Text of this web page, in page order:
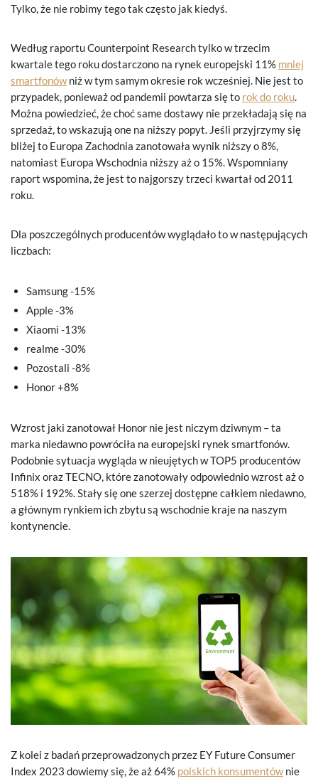
Tylko, że nie robimy tego tak często jak kiedyś.
Według raportu Counterpoint Research tylko w trzecim
kwartale tego roku dostarczono na rynek europejski 11% mniej
smartfonówniż w tym samym okresie rok wcześniej. Nie jest to
przypadek, ponieważ od pandemii powtarza się to rok do roku.
Można powiedzieć, że choć same dostawy nie przekładają się na
sprzedaż, to wskazują one na niższy popyt. Jeśli przyjrzymy się
bliżej to Europa Zachodnia zanotowała wynik niższy o 8%,
natomiast Europa Wschodnia niższy aż o 15%. Wspomniany
raport wspomina, że jest to najgorszy trzeci kwartał od 2011
roku.
Dla poszczególnych producentów wyglądało to w następujących
liczbach:
Samsung -15%
Apple -3%
Xiaomi -13%
realme -30%
Pozostali -8%
Honor +8%
Wzrost jaki zanotował Honor nie jest niczym dziwnym – ta
marka niedawno powróciła na europejski rynek smartfonów.
Podobnie sytuacja wygląda w nieujętych w TOP5 producentów
Infinix oraz TECNO, które zanotowały odpowiednio wzrost aż o
518% i 192%. Stały się one szerzej dostępne całkiem niedawno,
a głównym rynkiem ich zbytu są wschodnie kraje na naszym
kontynencie.
Z kolei z badań przeprowadzonych przez EY Future Consumer
Index 2023 dowiemy się, że aż 64% polskich konsumentównie